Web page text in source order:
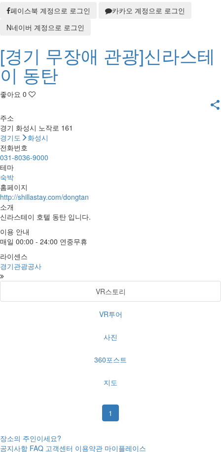
페이스북 계정으로 로그인
카카오 계정으로 로그인
N네이버 계정으로 로그인
[경기 무장애 관광]신라스테
이 동탄
좋아요 0
share
주소
경기 화성시 노작로 161
경기도
화성시
전화번호
031-8036-9000
테마
숙박
홈페이지
http://shillastay.com/dongtan
소개
신라스테이 호텔 동탄 입니다.
이용 안내
매일 00:00 - 24:00 연중무휴
라이센스
경기관광공사
VR스토리
VR투어
사진
360포스트
지도
1
장소의 주인이세요?
공지사항 FAQ 고객센터 이용약관 마이플레이스